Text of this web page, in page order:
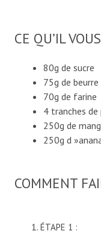
CE QU’IL
80g de sucre
75g de
70g de farine
4 tranches de
250g de
250g d
COMMENT
ÉTAPE 1 :